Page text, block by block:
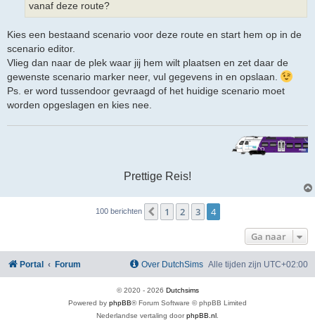
vanaf deze route?
Kies een bestaand scenario voor deze route en start hem op in de
scenario editor.
Vlieg dan naar de plek waar jij hem wilt plaatsen en zet daar de
gewenste scenario marker neer, vul gegevens in en opslaan.
Ps. er word tussendoor gevraagd of het huidige scenario moet
worden opgeslagen en kies nee.
Prettige Reis!
100 berichten Vorige
1 2 3
4
Ga naar
Portal Forum Alle tijden zijn UTC+02:00
Over DutchSims
© 2020 - 2026 Dutchsims
Powered by phpBB® Forum Software © phpBB Limited
Nederlandse vertaling doorphpBB.nl .